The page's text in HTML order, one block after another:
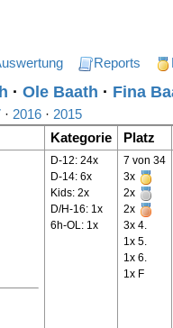
Reports
· Ole Baath · Fina
· 2016 · 2015
Kategorie Platz
D-12: 24x
D-14: 6x
Kids: 2x
D/H-16: 1x
6h-OL: 1x
7 von 34
3x
2x
2x
3x 4.
1x 5.
1x 6.
1x F